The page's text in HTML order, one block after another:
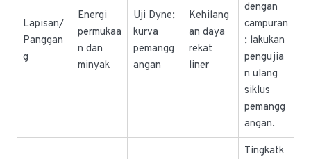
Lapisan/
Panggan
g
Energi
permukaa
n dan
minyak
Uji Dyne;
kurva
pemangg
angan
Kehilang
an daya
rekat
liner
dengan
campuran
; lakukan
pengujia
n ulang
siklus
pemangg
angan.
Tingkatk